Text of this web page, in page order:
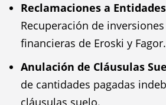
Reclamaciones a
Recuperación de
financieras de Eroski y Fagor.
Anulación de Cláusulas
de cantidades pagadas
cláusulas suelo.